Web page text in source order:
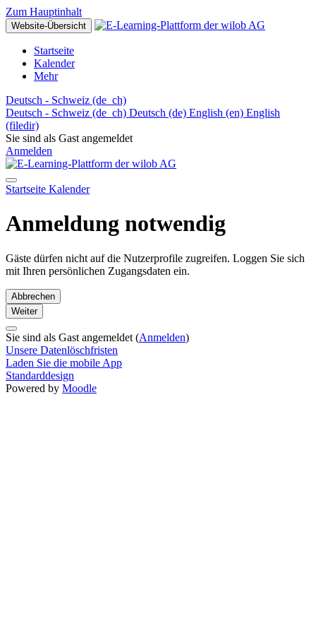
Zum Hauptinhalt
Website-Übersicht
Startseite
Kalender
Mehr
Deutsch - Schweiz ‎(de_ch)‎
Deutsch - Schweiz ‎(de_ch)‎ Deutsch ‎(de)‎ English ‎(en)‎ English
‎(filedir)‎
Sie sind als Gast angemeldet
Anmelden
Startseite Kalender
Anmeldung notwendig
Gäste dürfen nicht auf die Nutzerprofile zugreifen. Loggen Sie sich
mit Ihren persönlichen Zugangsdaten ein.
Abbrechen
Weiter
Sie sind als Gast angemeldet (Anmelden)
Unsere Datenlöschfristen
Laden Sie die mobile App
Standarddesign
Powered by Moodle